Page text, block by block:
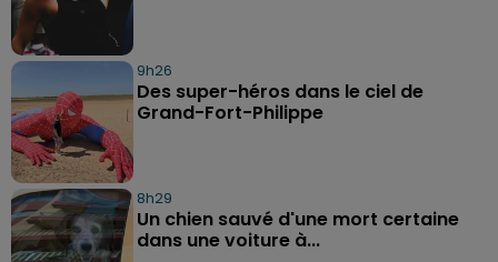
9h26
Des super-héros dans le ciel de
Grand-Fort-Philippe
8h29
Un chien sauvé d'une mort certaine
dans une voiture à...